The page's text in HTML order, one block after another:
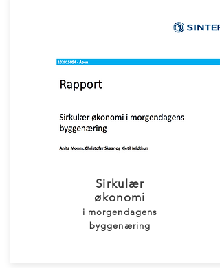
Sirkulær
økonomi
i morgendagens
byggenæring